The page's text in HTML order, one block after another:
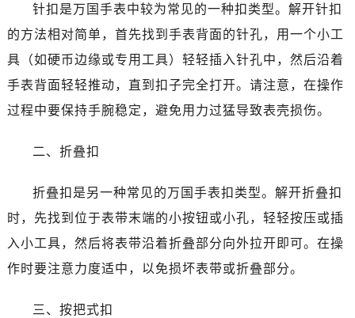
针扣是万国手表中较为常见的一种扣类型。解开针扣
的方法相对简单，首先找到手表背面的针孔，用一个小工
具（如硬币边缘或专用工具）轻轻插入针孔中，然后沿着
手表背面轻轻推动，直到扣子完全打开。请注意，在操作
过程中要保持手腕稳定，避免用力过猛导致表壳损伤。
二、折叠扣
折叠扣是另一种常见的万国手表扣类型。解开折叠扣
时，先找到位于表带末端的小按钮或小孔，轻轻按压或插
入小工具，然后将表带沿着折叠部分向外拉开即可。在操
作时要注意力度适中，以免损坏表带或折叠部分。
三、按把式扣